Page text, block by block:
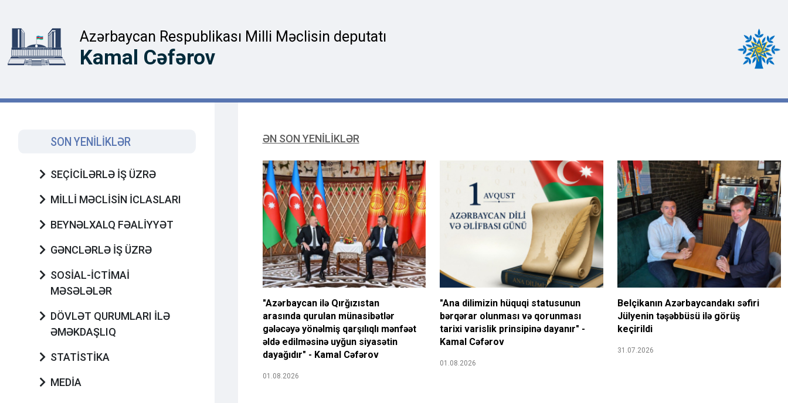
Azərbaycan Respublikası Milli Məclisin deputatı
Kamal Cəfərov
SON YENİLİKLƏR
SEÇİCİLƏRLƏ İŞ ÜZRƏ
MİLLİ MƏCLİSİN İCLASLARI
BEYNƏLXALQ FƏALİYYƏT
GƏNCLƏRLƏ İŞ ÜZRƏ
SOSİAL-İCTİMAİ
MƏSƏLƏLƏR
DÖVLƏT QURUMLARI İLƏ
ƏMƏKDAŞLIQ
STATİSTİKA
MEDİA
ƏN SON YENİLİKLƏR
"Azərbaycan ilə Qırğızıstan
arasında qurulan münasibətlər
gələcəyə yönəlmiş qarşılıqlı mənfəət
əldə edilməsinə uyğun siyasətin
dayağıdır" - Kamal Cəfərov
01.08.2026
"Ana dilimizin hüquqi statusunun
bərqərar olunması və qorunması
tarixi varislik prinsipinə dayanır" -
Kamal Cəfərov
01.08.2026
Belçikanın Azərbaycandakı səfiri
Jülyenin təşəbbüsü ilə görüş
keçirildi
31.07.2026